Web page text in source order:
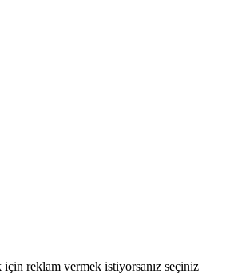
reklam vermek istiyorsanız seçiniz